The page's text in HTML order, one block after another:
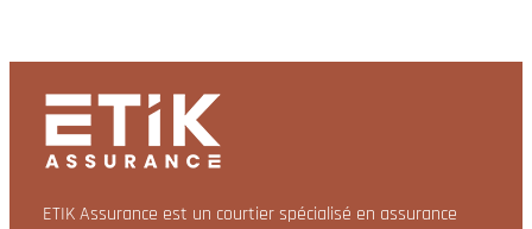
ETIK Assurance est un courtier spécialisé en assurance